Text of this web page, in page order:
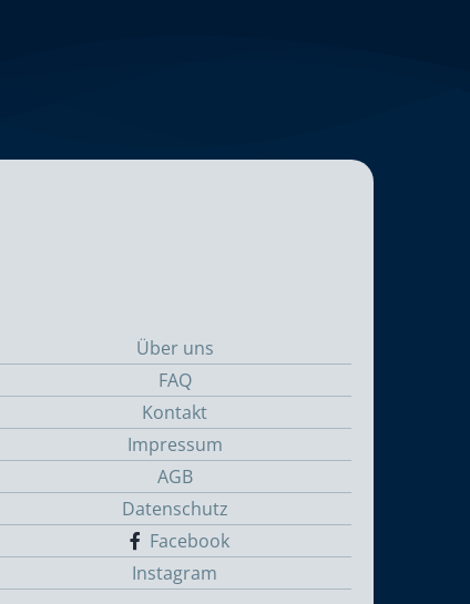
Über uns
FAQ
Kontakt
Impressum
AGB
Datenschutz
Facebook
Instagram